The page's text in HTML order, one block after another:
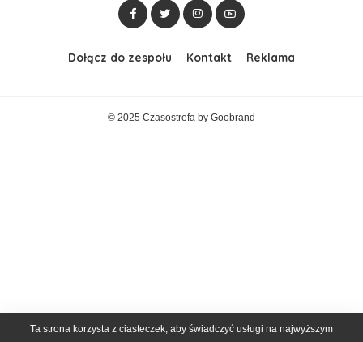
Dołącz do zespołu Kontakt Reklama
© 2025 Czasostrefa by Goobrand
Ta strona korzysta z ciasteczek, aby świadczyć usługi na najwyższym